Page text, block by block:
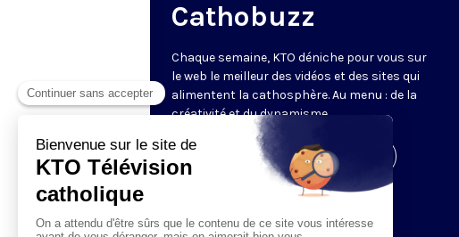
Cathobuzz
Chaque semaine, KTO déniche pour vous sur
le web le meilleur des vidéos et des sites qui
alimentent la cathosphère. Au menu : de la
créativité et du dynamisme.
Visiter la page de l'émission